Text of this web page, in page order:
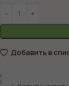
Добавить в